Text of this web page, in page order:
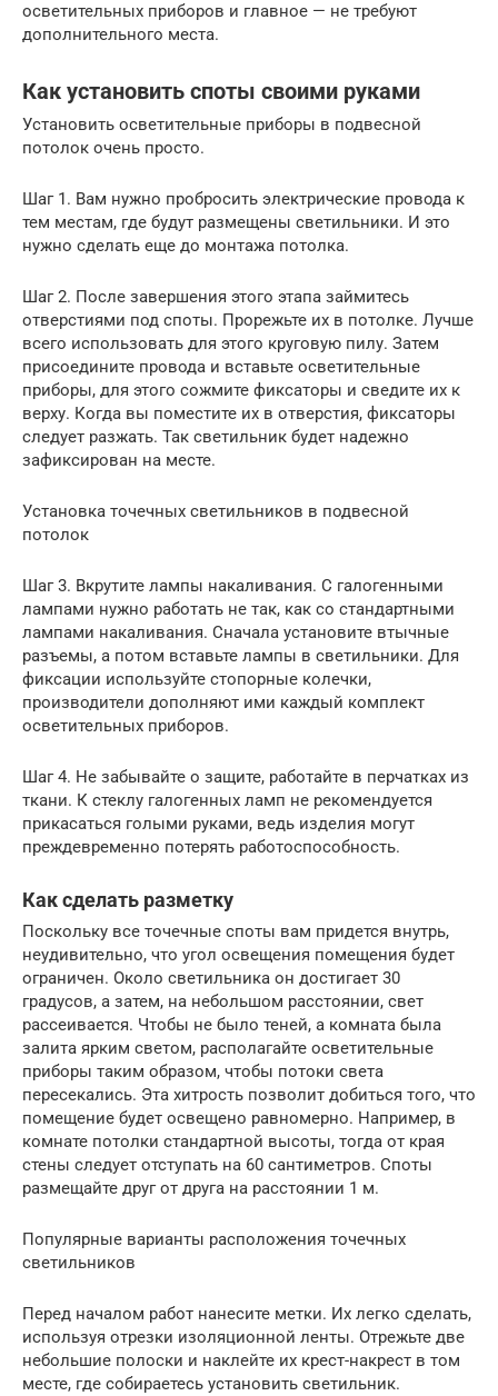
осветительных приборов и главное — не требуют
дополнительного места.
Как установить споты своими руками
Установить осветительные приборы в подвесной
потолок очень просто.
Шаг 1. Вам нужно пробросить электрические провода к
тем местам, где будут размещены светильники. И это
нужно сделать еще до монтажа потолка.
Шаг 2. После завершения этого этапа займитесь
отверстиями под споты. Прорежьте их в потолке. Лучше
всего использовать для этого круговую пилу. Затем
присоедините провода и вставьте осветительные
приборы, для этого сожмите фиксаторы и сведите их к
верху. Когда вы поместите их в отверстия, фиксаторы
следует разжать. Так светильник будет надежно
зафиксирован на месте.
Установка точечных светильников в подвесной
потолок
Шаг 3. Вкрутите лампы накаливания. С галогенными
лампами нужно работать не так, как со стандартными
лампами накаливания. Сначала установите втычные
разъемы, а потом вставьте лампы в светильники. Для
фиксации используйте стопорные колечки,
производители дополняют ими каждый комплект
осветительных приборов.
Шаг 4. Не забывайте о защите, работайте в перчатках из
ткани. К стеклу галогенных ламп не рекомендуется
прикасаться голыми руками, ведь изделия могут
преждевременно потерять работоспособность.
Как сделать разметку
Поскольку все точечные споты вам придется внутрь,
неудивительно, что угол освещения помещения будет
ограничен. Около светильника он достигает 30
градусов, а затем, на небольшом расстоянии, свет
рассеивается. Чтобы не было теней, а комната была
залита ярким светом, располагайте осветительные
приборы таким образом, чтобы потоки света
пересекались. Эта хитрость позволит добиться того, что
помещение будет освещено равномерно. Например, в
комнате потолки стандартной высоты, тогда от края
стены следует отступать на 60 сантиметров. Споты
размещайте друг от друга на расстоянии 1 м.
Популярные варианты расположения точечных
светильников
Перед началом работ нанесите метки. Их легко сделать,
используя отрезки изоляционной ленты. Отрежьте две
небольшие полоски и наклейте их крест-накрест в том
месте, где собираетесь установить светильник.